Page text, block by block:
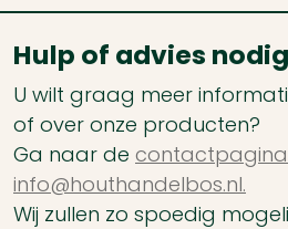
Hulp of advies
U wilt graag meer
of over onze producten?
Ga naar de contactpagina
info@houthandelbos.nl.
Wij zullen zo spoedig